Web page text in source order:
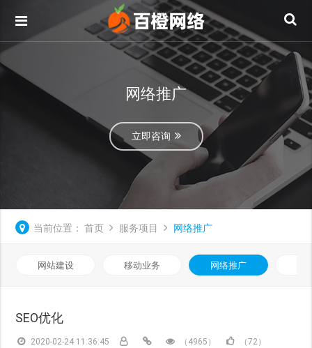
网络推广
立即咨询
当前位置： 首页 服务项目 网络推广
网站建设 移动业务 网络推广
SEO优化
2020-02-24 11:36:45 （4965） （72）